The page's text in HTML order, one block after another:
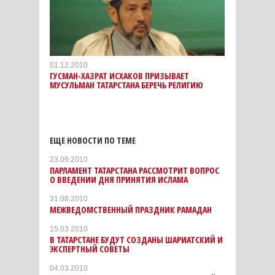
01.12.2010
ГУСМАН-ХАЗРАТ ИСХАКОВ ПРИЗЫВАЕТ
МУСУЛЬМАН ТАТАРСТАНА БЕРЕЧЬ РЕЛИГИЮ
ЕЩЕ НОВОСТИ ПО ТЕМЕ
23.09.2010
ПАРЛАМЕНТ ТАТАРСТАНА РАССМОТРИТ ВОПРОС
О ВВЕДЕНИИ ДНЯ ПРИНЯТИЯ ИСЛАМА
31.08.2010
МЕЖВЕДОМСТВЕННЫЙ ПРАЗДНИК РАМАДАН
15.03.2010
В ТАТАРСТАНЕ БУДУТ СОЗДАНЫ ШАРИАТСКИЙ И
ЭКСПЕРТНЫЙ СОВЕТЫ
04.03.2010